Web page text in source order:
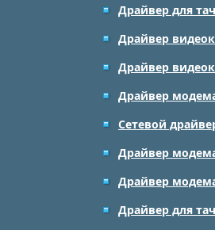
Драйвер для
Драйвер
Драйвер
Драйвер
Сетевой
Драйвер
Драйвер
Драйвер для